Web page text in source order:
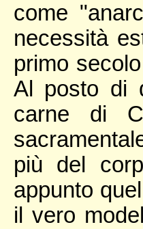
come
necessità
primo
Al posto di
carne di
più del
appunto
il vero